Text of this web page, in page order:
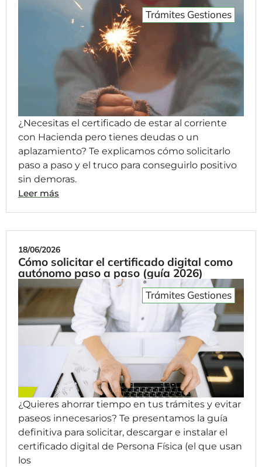
¿Necesitas el certificado de estar al corriente
con Hacienda pero tienes deudas o un
aplazamiento? Te explicamos cómo solicitarlo
paso a paso y el truco para conseguirlo positivo
sin demoras.
Leer más
Trámites Gestiones
18/06/2026
Cómo solicitar el certificado digital como
autónomo paso a paso (guía 2026)
¿Quieres ahorrar tiempo en tus trámites y evitar
paseos innecesarios? Te presentamos la guía
definitiva para solicitar, descargar e instalar el
certificado digital de Persona Física (el que usan
los
Trámites Gestiones